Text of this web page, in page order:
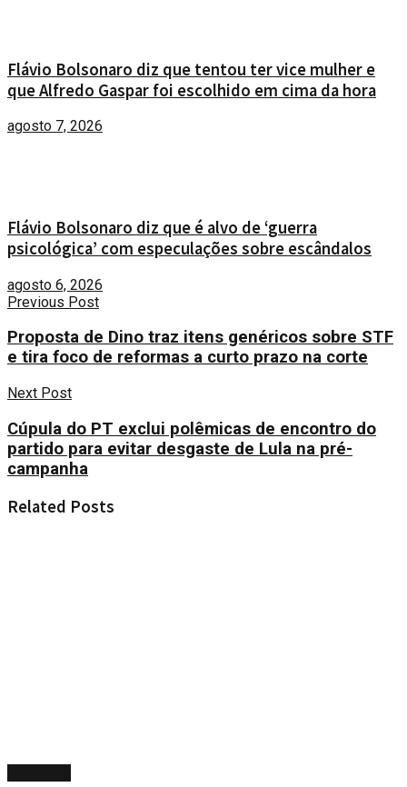
Flávio Bolsonaro diz que tentou ter vice mulher e
que Alfredo Gaspar foi escolhido em cima da hora
agosto 7, 2026
Flávio Bolsonaro diz que é alvo de ‘guerra
psicológica’ com especulações sobre escândalos
agosto 6, 2026
Previous Post
Proposta de Dino traz itens genéricos sobre STF
e tira foco de reformas a curto prazo na corte
Next Post
Cúpula do PT exclui polêmicas de encontro do
partido para evitar desgaste de Lula na pré-
campanha
Related Posts